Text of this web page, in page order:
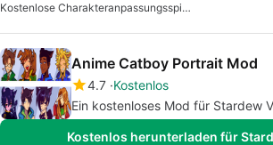
Kostenlose Charakteranpassungsspiele
Anime Catboy Portrait Mod
4.7 Kostenlos
Ein kostenloses Mod für Stardew
Kostenlos herunterladen für